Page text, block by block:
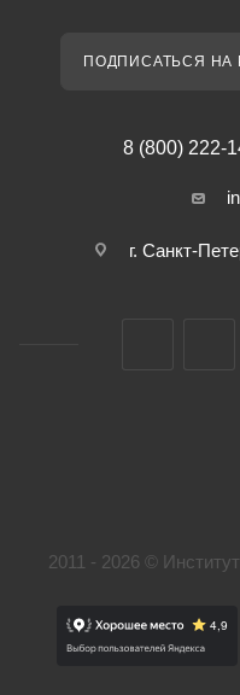
ПОДПИСАТЬСЯ НА
8 (800) 222-
г. Санкт-
2011 - 2026 ©